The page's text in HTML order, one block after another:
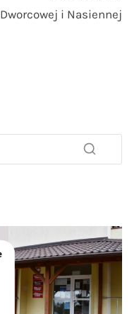
Dworcowej i Nasiennej